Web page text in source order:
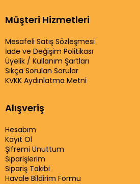
Müşteri Hizmetleri
Mesafeli Satış Sözleşmesi
İade ve Değişim Politikası
Üyelik / Kullanım Şartları
Sıkça Sorulan Sorular
KVKK Aydınlatma Metni
Alışveriş
Hesabım
Kayıt Ol
Şifremi Unuttum
Siparişlerim
Sipariş Takibi
Havale Bildirim Formu